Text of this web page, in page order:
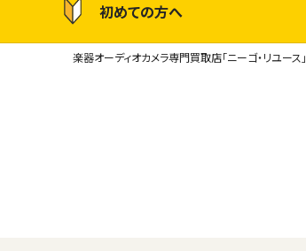
初めての方へ
楽器オーディオカメラ専門買取店「ニーゴ・リユース」